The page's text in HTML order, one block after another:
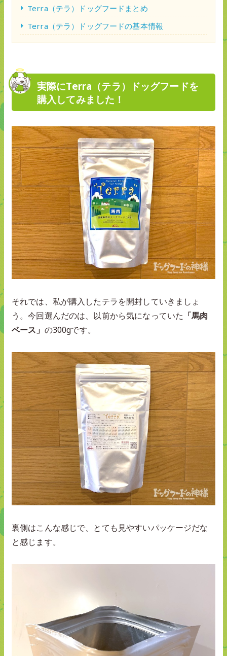
Terra（テラ）ドッグフードまとめ
Terra（テラ）ドッグフードの基本情報
実際にTerra（テラ）ドッグフードを
購入してみました！
それでは、私が購入したテラを開封していきましょ
う。今回選んだのは、以前から気になっていた 「馬肉
ベース」 の300gです。
裏側はこんな感じで、とても見やすいパッケージだな
と感じます。